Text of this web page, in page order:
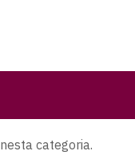
categoria.